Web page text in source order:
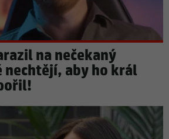
na nečekaný
aby ho král